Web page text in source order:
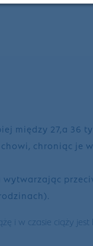
między 27,a 36
chroniąc je
i w czasie ciąży jest